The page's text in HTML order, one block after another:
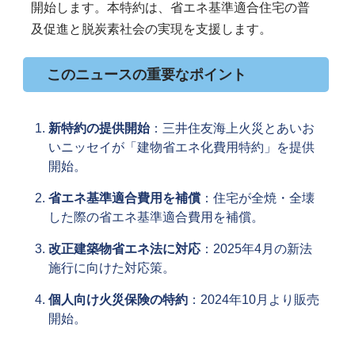
開始します。本特約は、省エネ基準適合住宅の普
及促進と脱炭素社会の実現を支援します。
このニュースの重要なポイント
新特約の提供開始：三井住友海上火災とあいお
いニッセイが「建物省エネ化費用特約」を提供
開始。
省エネ基準適合費用を補償：住宅が全焼・全壊
した際の省エネ基準適合費用を補償。
改正建築物省エネ法に対応：2025年4月の新法
施行に向けた対応策。
個人向け火災保険の特約：2024年10月より販売
開始。